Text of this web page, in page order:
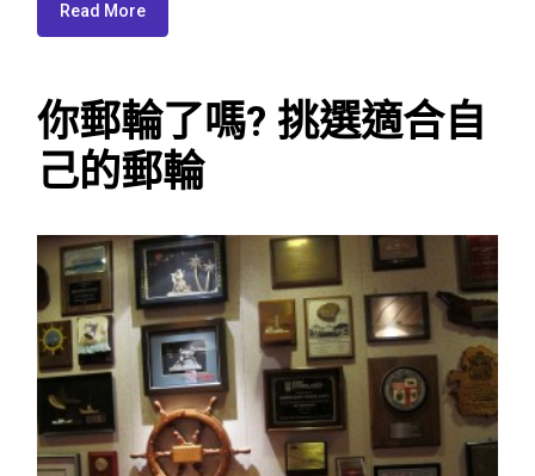
Read More
你郵輪了嗎? 挑選適合自
己的郵輪